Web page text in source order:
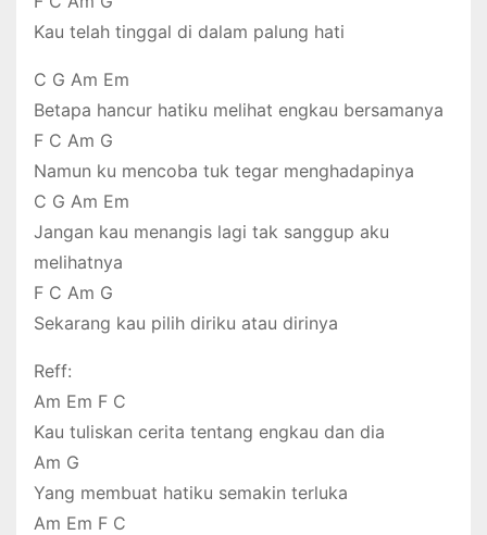
Kau telah tinggal di dalam palung hati
C G Am Em
Betapa hancur hatiku melihat engkau bersamanya
F C Am G
Namun ku mencoba tuk tegar menghadapinya
C G Am Em
Jangan kau menangis lagi tak sanggup aku
melihatnya
F C Am G
Sekarang kau pilih diriku atau dirinya
Reff:
Am Em F C
Kau tuliskan cerita tentang engkau dan dia
Am G
Yang membuat hatiku semakin terluka
Am Em F C